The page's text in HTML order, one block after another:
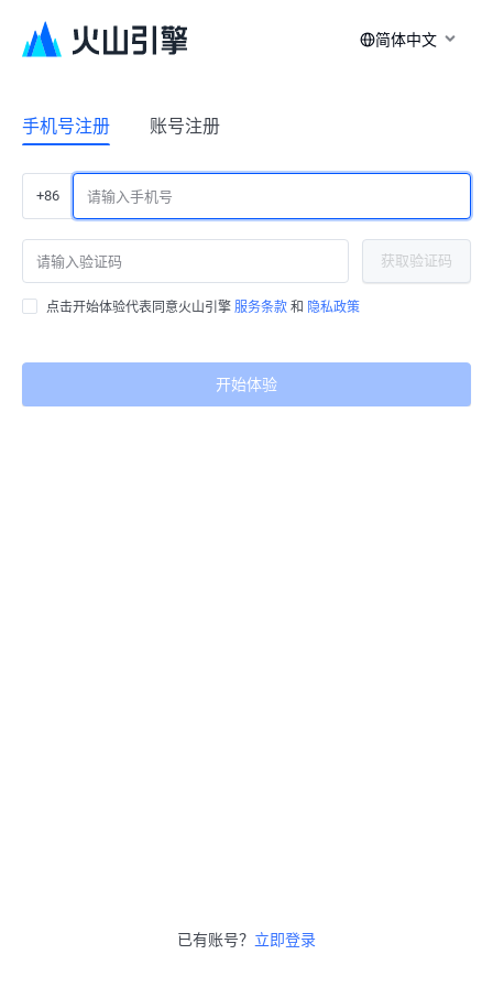
简体中文
手机号注册 账号注册
+86
获取验证码
点击开始体验代表同意火山引擎 服务条款 和 隐私政策
开始体验
已有账号？ 立即登录